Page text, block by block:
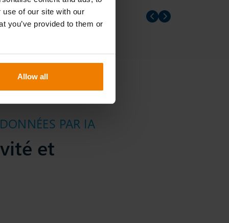
use of our site with our
you’ve provided to them or
Allow all
Prev slider
Prev slider
PAR IA
et